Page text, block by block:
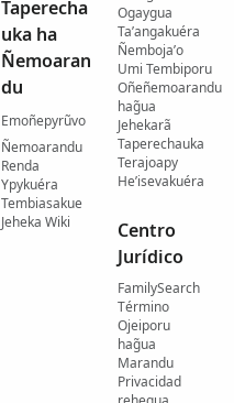
Taperecha
uka ha
Ñemoaran
du
Emoñepyrũvo
Ñemoarandu
Renda
Ypykuéra
Tembiasakue
Jeheka Wiki
Ogaygua
Ta’angakuéra
Ñemboja’o
Umi Tembiporu
Oñeñemoarandu
hag̃ua
Jehekarã
Taperechauka
Terajoapy
He’isevakuéra
Centro
Jurídico
FamilySearch
Término
Ojeiporu
hag̃ua
Marandu
Privacidad